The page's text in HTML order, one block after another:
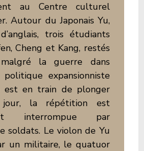
au Centre culturel
Autour du Japonais Yu,
trois étudiants
Cheng et Kang, restés
la guerre dans
expansionniste
est en train de plonger
jour, la répétition est
interrompue par
soldats. Le violon de Yu
un militaire, le quatuor